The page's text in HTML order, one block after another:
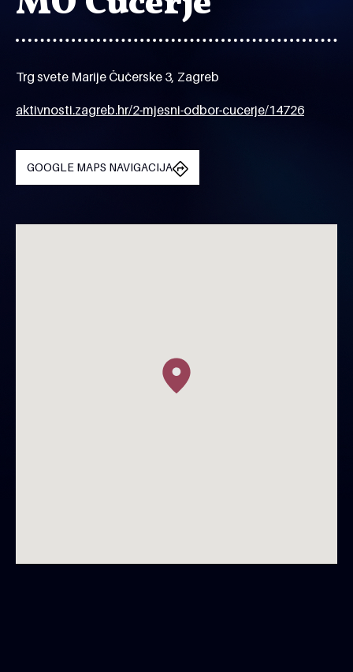
Trg svete Marije Čučerske 3, Zagreb
aktivnosti.zagreb.hr/2-mjesni-odbor-cucerje/14726
GOOGLE MAPS NAVIGACIJA